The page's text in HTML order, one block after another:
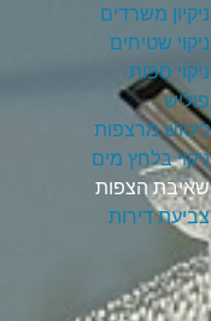
ניקיון משרדים
ניקוי שטיחים
ניקוי ספות
פוליש
ליטוש מרצפות
ניקוי בלחץ מים
שאיבת הצפות
צביעת דירות